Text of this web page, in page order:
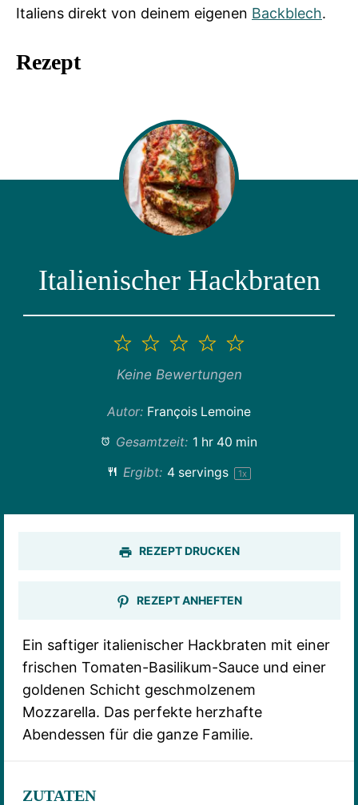
Italiens direkt von deinem eigenen Backblech.
Rezept
Italienischer Hackbraten
5
4
Sterne
3
Sterne
2
Sterne
1
Stern
Keine Bewertungen
Autor: François Lemoine
Gesamtzeit: 1 hr 40 min
Ergibt: 4servings 1x
REZEPT DRUCKEN
REZEPT ANHEFTEN
Ein saftiger italienischer Hackbraten mit einer
frischen Tomaten-Basilikum-Sauce und einer
goldenen Schicht geschmolzenem
Mozzarella. Das perfekte herzhafte
Abendessen für die ganze Familie.
ZUTATEN